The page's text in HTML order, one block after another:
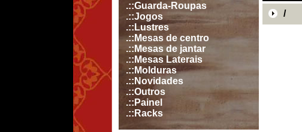
.::Guarda-Roupas
.::Jogos
.::Lustres
.::Mesas de centro
.::Mesas de jantar
.::Mesas Laterais
.::Molduras
.::Novidades
.::Outros
.::Painel
.::Racks
/